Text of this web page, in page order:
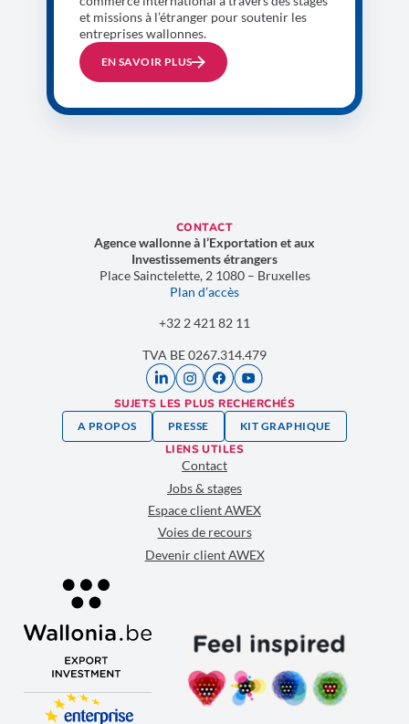
et missions à l’étranger pour soutenir les
entreprises wallonnes.
EN SAVOIR PLUS
CONTACT
Agence wallonne à l’Exportation et aux
Investissements étrangers
Place Sainctelette, 2 1080 – Bruxelles
Plan d’accès
+32 2 421 82 11
TVA BE 0267.314.479
SUJETS LES PLUS RECHERCHÉS
A PROPOS PRESSE KIT GRAPHIQUE
LIENS UTILES
Contact
Jobs & stages
Espace client AWEX
Voies de recours
Devenir client AWEX